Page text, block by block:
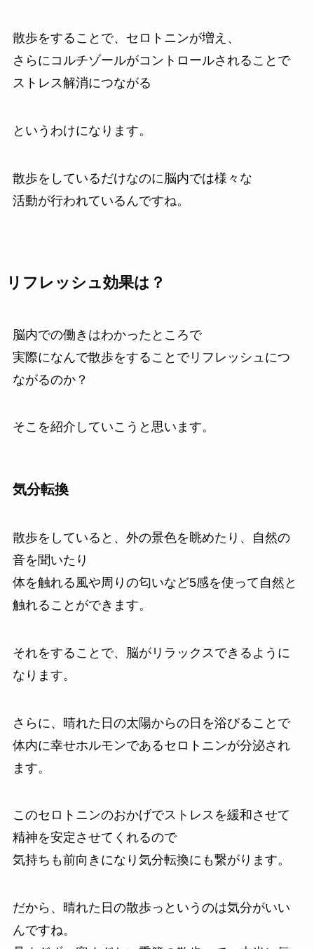
散歩をすることで、セロトニンが増え、
さらにコルチゾールがコントロールされることで
ストレス解消につながる
というわけになります。
散歩をしているだけなのに脳内では様々な
活動が行われているんですね。
リフレッシュ効果は？
脳内での働きはわかったところで
実際になんで散歩をすることでリフレッシュにつ
ながるのか？
そこを紹介していこうと思います。
気分転換
散歩をしていると、外の景色を眺めたり、自然の
音を聞いたり
体を触れる風や周りの匂いなど5感を使って自然と
触れることができます。
それをすることで、脳がリラックスできるように
なります。
さらに、晴れた日の太陽からの日を浴びることで
体内に幸せホルモンであるセロトニンが分泌され
ます。
このセロトニンのおかげでストレスを緩和させて
精神を安定させてくれるので
気持ちも前向きになり気分転換にも繋がります。
だから、晴れた日の散歩っというのは気分がいい
んですね。